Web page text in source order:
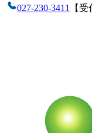
027-230-3411
【